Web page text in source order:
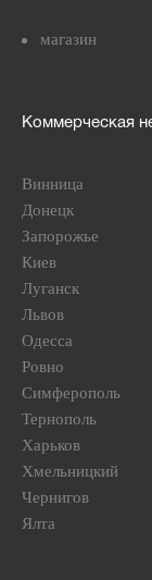
магазин
Коммерческая
Винница
Донецк
Запорожье
Киев
Луганск
Львов
Одесса
Ровно
Симферополь
Тернополь
Харьков
Хмельницкий
Чернигов
Ялта